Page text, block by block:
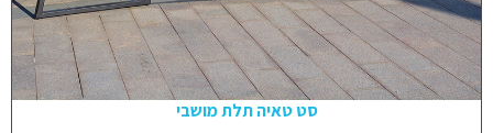
סט טאיה תלת מושבי